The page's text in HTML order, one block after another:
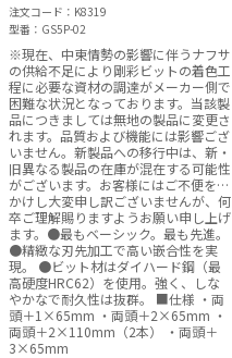
注文コード
K8319
型番
GS5P-02
※現在、中東情勢の影響に伴うナフサ
の供給不足により剛彩ビットの着色工
程に必要な資材の調達がメーカー側で
困難な状況となっております。当該製
品につきましては無地の製品に変更さ
れます。品質および機能には影響ござ
いません。新製品への移行中は、新・
旧異なる製品の在庫が混在する可能性
がございます。お客様にはご不便をお
かけし大変申し訳ございませんが、何
卒ご理解賜りますようお願い申し上げ
ます。●最もベーシック。最も先進。
●精緻な刃先加工で高い嵌合性を実
現。 ●ビット材はダイハード鋼（最
高硬度HRC62）を使用。強く、しな
やかなで耐久性は抜群。 ■仕様 ・両
頭＋1×65mm ・両頭＋2×65mm ・
両頭＋2×110mm（2本） ・両頭＋
3×65mm